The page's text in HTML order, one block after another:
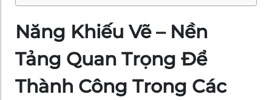
Năng Khiếu Vẽ – Nền
Tảng Quan Trọng Để
Thành Công Trong Các